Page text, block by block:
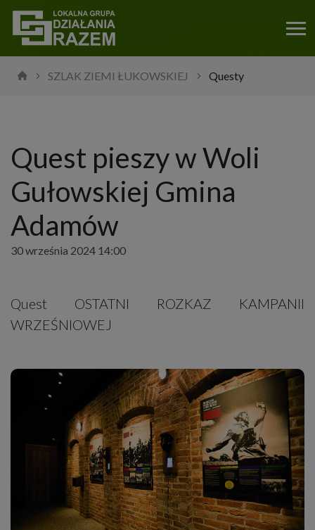
SZLAK ZIEMI ŁUKOWSKIEJ Questy
Quest pieszy w Woli
Gułowskiej Gmina
Adamów
30 września 2024 14:00
Quest OSTATNI ROZKAZ KAMPANII
WRZEŚNIOWEJ